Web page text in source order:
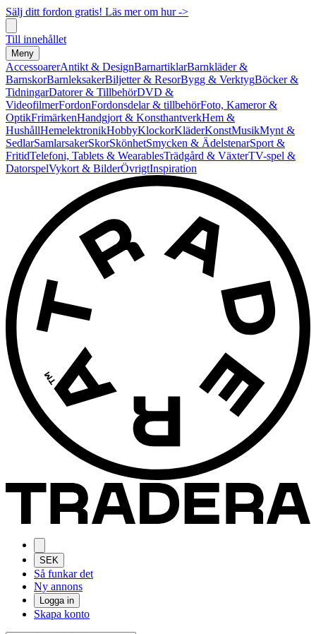
Sälj ditt fordon gratis! Läs mer om hur ->
Till innehållet
Meny
AccessoarerAntikt & DesignBarnartiklarBarnkläder &
BarnskorBarnleksakerBiljetter & ResorBygg & VerktygBöcker &
TidningarDatorer & TillbehörDVD &
VideofilmerFordonFordonsdelar & tillbehörFoto, Kameror &
OptikFrimärkenHandgjort & KonsthantverkHem &
HushållHemelektronikHobbyKlockorKläderKonstMusikMynt &
SedlarSamlarsakerSkorSkönhetSmycken & ÄdelstenarSport &
FritidTelefoni, Tablets & WearablesTrädgård & VäxterTV-spel &
DatorspelVykort & BilderÖvrigtInspiration
SEK
Så funkar det
Ny annons
Logga in
Skapa konto